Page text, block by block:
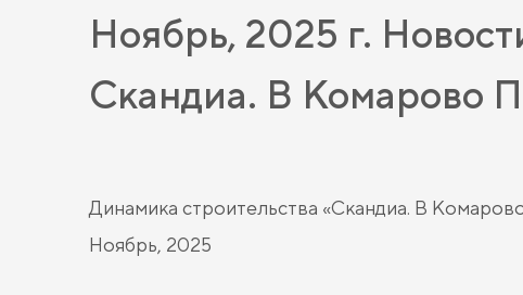
Ноябрь, 2025 г.
Скандиа. В Комарово
Динамика строительства «Скандиа. В
Ноябрь, 2025